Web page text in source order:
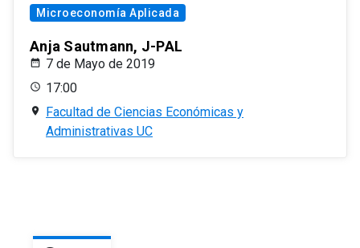
Microeconomía Aplicada
Anja Sautmann, J-PAL
7 de Mayo de 2019
17:00
Facultad de Ciencias Económicas y
Administrativas UC